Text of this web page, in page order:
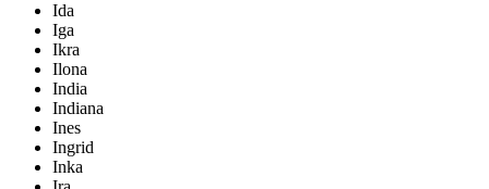
Ida
Iga
Ikra
Ilona
India
Indiana
Ines
Ingrid
Inka